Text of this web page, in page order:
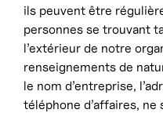
ils peuvent être
personnes se trouvant
l’extérieur de notre
renseignements de
le nom d’entreprise,
téléphone d’affaires,